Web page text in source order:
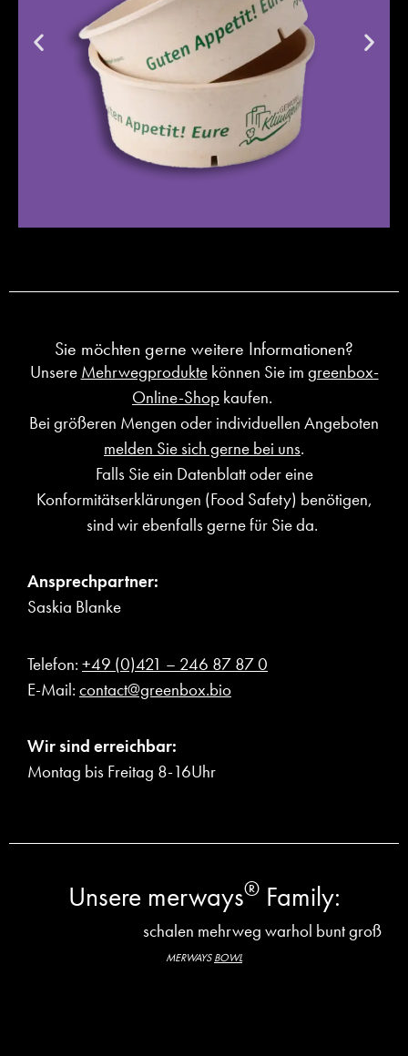
Sie möchten gerne weitere Informationen?
Unsere Mehrwegproduktekönnen Sie im greenbox-
Online-Shop kaufen.
Bei größeren Mengen oder individuellen Angeboten
melden Sie sich gerne bei uns.
Falls Sie ein Datenblatt oder eine
Konformitätserklärungen (Food Safety) benötigen,
sind wir ebenfalls gerne für Sie da.
Ansprechpartner:
Saskia Blanke
Telefon: +49 (0)421 – 246 87 87 0
E-Mail: contact@greenbox.bio
Wir sind erreichbar:
Montag bis Freitag 8-16Uhr
Unsere merways®Family:
MERWAYSBOWL